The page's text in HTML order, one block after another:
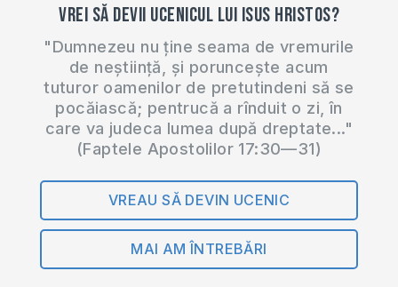
Vrei să devii ucenicul lui Isus Hristos?
"Dumnezeu nu ține seama de vremurile
de neștiință, și poruncește acum
tuturor oamenilor de pretutindeni să se
pocăiască; pentrucă a rînduit o zi, în
care va judeca lumea după dreptate..."
(Faptele Apostolilor 17:30—31)
VREAU SĂ DEVIN UCENIC
MAI AM ÎNTREBĂRI